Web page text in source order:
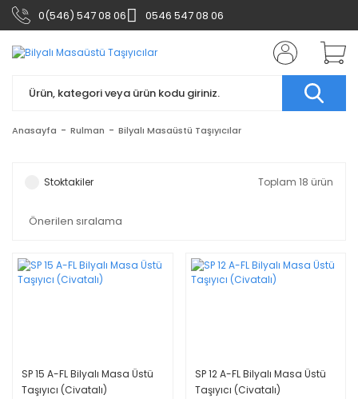
0(546) 547 08 06 0546 547 08 06
Anasayfa Rulman Bilyalı Masaüstü Taşıyıcılar
Stoktakiler Toplam 18 ürün
SP 15 A-FL Bilyalı Masa Üstü
Taşıyıcı (Civatalı)
SP 12 A-FL Bilyalı Masa Üstü
Taşıyıcı (Civatalı)